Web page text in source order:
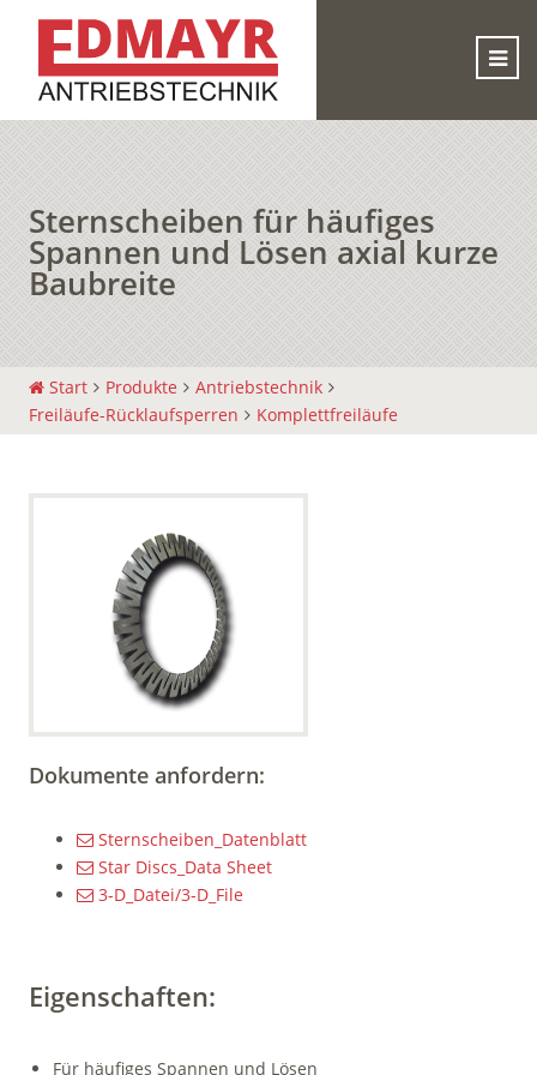
Sternscheiben für häufiges
Spannen und Lösen axial kurze
Baubreite
Start Produkte
Antriebstechnik
Freiläufe-Rücklaufsperren
Komplettfreiläufe
Dokumente anfordern:
Sternscheiben_Datenblatt
Star Discs_Data Sheet
3-D_Datei/3-D_File
Eigenschaften:
Für häufiges Spannen und Lösen